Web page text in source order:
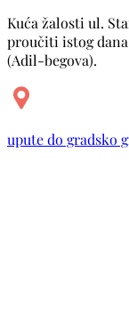
Kuća žalosti ul.
proučiti istog
(Adil-begova).
upute do gradsko